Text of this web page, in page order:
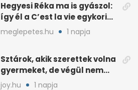
Hegyesi Réka ma is gyászol:
így él a C’est la vie egykori
énekesnője
meglepetes.hu 1 napja
Sztárok, akik szerettek volna
gyermeket, de végül nem
született nekik
joy.hu 1 napja